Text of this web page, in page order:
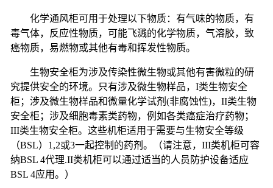
化学通风柜可用于处理以下物质：有气味的物质，有
毒气体，反应性物质，可能飞溅的化学物质，气溶胶，致
癌物质，易燃物或其他有毒和挥发性物质。
生物安全柜为涉及传染性微生物或其他有害微粒的研
究提供安全的环境。只有涉及微生物样品， I类生物安全
柜；涉及微生物样品和微量化学试剂 (非腐蚀性)， II类生物
安全柜；涉及细胞毒素类药物，例如各类癌症治疗药物；
III类生物安全柜。这些机柜适用于需要与生物安全等级
（BSL） 1,2或3一起控制的药剂。（请注意， III类机柜可容
纳BSL 4代理.II类机柜可以通过适当的人员防护设备适应
BSL 4应用。）